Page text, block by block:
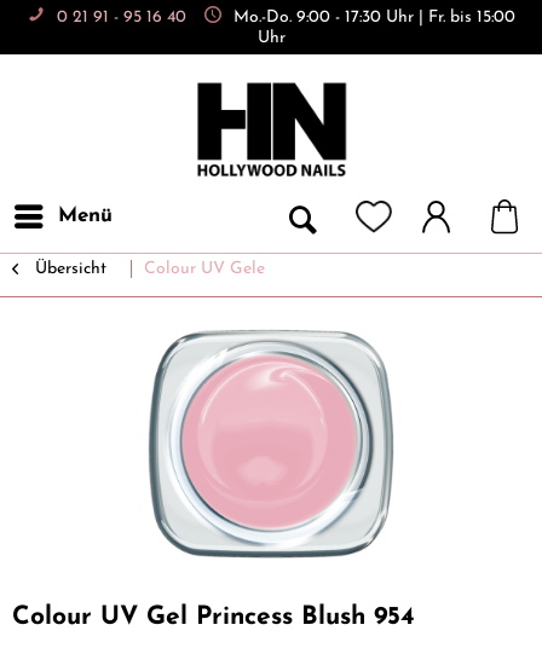
0 21 91 - 95 16 40
Mo.-Do. 9:00 - 17:30 Uhr | Fr. bis 15:00
Uhr
Menü
Übersicht Colour UV Gele
Colour UV Gel Princess Blush 954